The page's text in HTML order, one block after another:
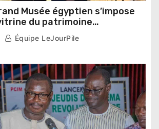
Musée égyptien s’impose
du patrimoine
des dirigeants
Équipe LeJourPile